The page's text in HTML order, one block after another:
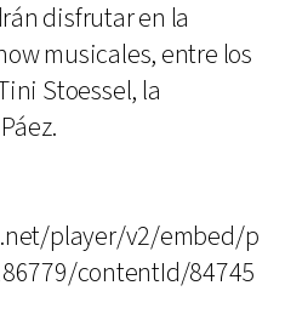
disfrutar en la
musicales, entre los
Stoessel, la
player/v2/embed/p
contentId/84745